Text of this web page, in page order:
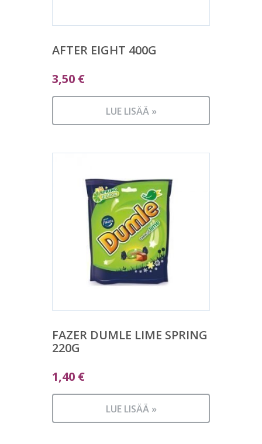
AFTER EIGHT 400G
3,50 €
LUE LISÄÄ »
FAZER DUMLE LIME SPRING
220G
1,40 €
LUE LISÄÄ »